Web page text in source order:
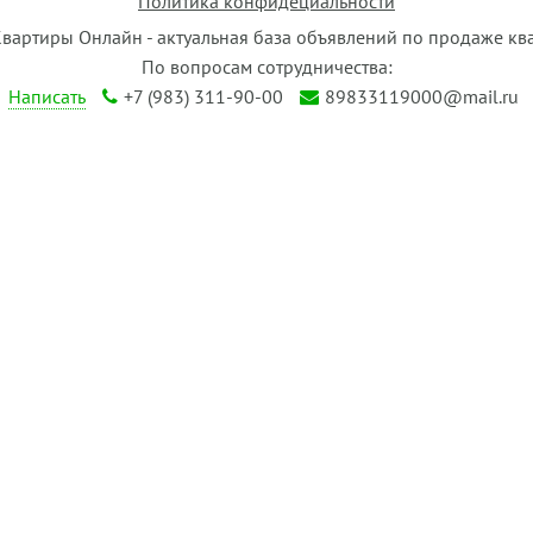
Онлайн - актуальная база объявлений по продаже
По вопросам сотрудничества:
Написать
+7 (983) 311-90-00 89833119000@mail.ru